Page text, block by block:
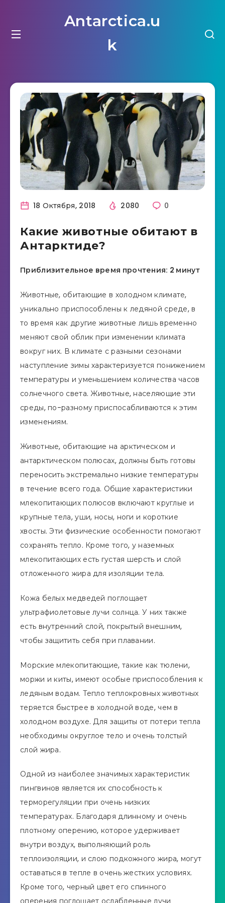
Antarctica.u
k
18 Октября, 2018 2080 0
Какие животные обитают в
Антарктиде?
Приблизительное время прочтения: 2 минут
Животные, обитающие в холодном климате,
уникально приспособлены к ледяной среде, в
то время как другие животные лишь временно
меняют свой облик при изменении климата
вокруг них. В климате с разными сезонами
наступление зимы характеризуется понижением
температуры и уменьшением количества часов
солнечного света. Животные, населяющие эти
среды, по-разному приспосабливаются к этим
изменениям.
Животные, обитающие на арктическом и
антарктическом полюсах, должны быть готовы
переносить экстремально низкие температуры
в течение всего года. Общие характеристики
млекопитающих полюсов включают круглые и
крупные тела, уши, носы, ноги и короткие
хвосты. Эти физические особенности помогают
сохранять тепло. Кроме того, у наземных
млекопитающих есть густая шерсть и слой
отложенного жира для изоляции тела.
Кожа белых медведей поглощает
ультрафиолетовые лучи солнца. У них также
есть внутренний слой, покрытый внешним,
чтобы защитить себя при плавании.
Морские млекопитающие, такие как тюлени,
моржи и киты, имеют особые приспособления к
ледяным водам. Тепло теплокровных животных
теряется быстрее в холодной воде, чем в
холодном воздухе. Для защиты от потери тепла
необходимы округлое тело и очень толстый
слой жира.
Одной из наиболее значимых характеристик
пингвинов является их способность к
терморегуляции при очень низких
температурах. Благодаря длинному и очень
плотному оперению, которое удерживает
внутри воздух, выполняющий роль
теплоизоляции, и слою подкожного жира, могут
оставаться в тепле в очень жестких условиях.
Кроме того, черный цвет его спинного